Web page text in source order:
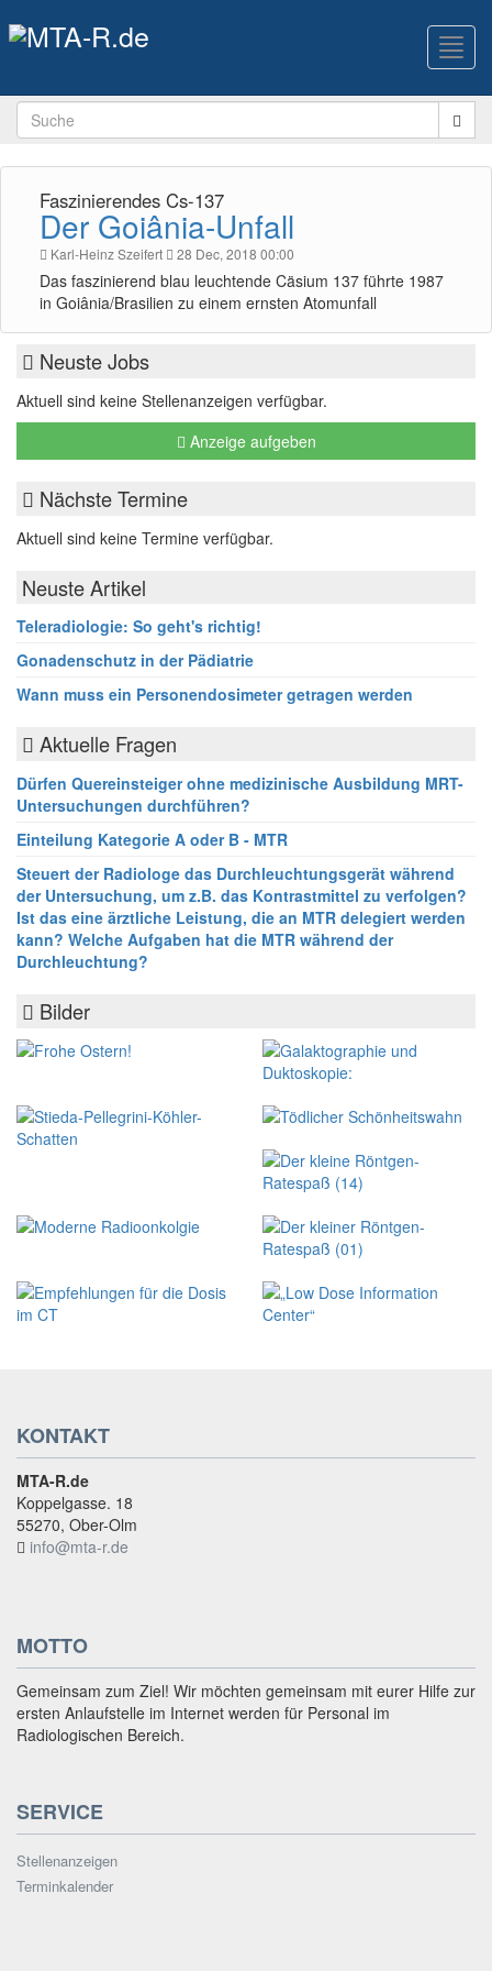
Faszinierendes Cs-137
Der Goiânia-Unfall
Karl-Heinz Szeifert 28 Dec, 2018 00:00
Das faszinierend blau leuchtende Cäsium 137 führte 1987
in Goiânia/Brasilien zu einem ernsten Atomunfall
Neuste Jobs
Aktuell sind keine Stellenanzeigen verfügbar.
Anzeige aufgeben
Nächste Termine
Aktuell sind keine Termine verfügbar.
Neuste Artikel
Teleradiologie: So geht's richtig!
Gonadenschutz in der Pädiatrie
Wann muss ein Personendosimeter getragen werden
Aktuelle Fragen
Dürfen Quereinsteiger ohne medizinische Ausbildung MRT-
Untersuchungen durchführen?
Einteilung Kategorie A oder B - MTR
Steuert der Radiologe das Durchleuchtungsgerät während
der Untersuchung, um z.B. das Kontrastmittel zu verfolgen?
Ist das eine ärztliche Leistung, die an MTR delegiert werden
kann? Welche Aufgaben hat die MTR während der
Durchleuchtung?
Bilder
KONTAKT
MTA-R.de
Koppelgasse. 18
55270, Ober-Olm
info@mta-r.de
MOTTO
Gemeinsam zum Ziel! Wir möchten gemeinsam mit eurer Hilfe zur
ersten Anlaufstelle im Internet werden für Personal im
Radiologischen Bereich.
SERVICE
Stellenanzeigen
Terminkalender